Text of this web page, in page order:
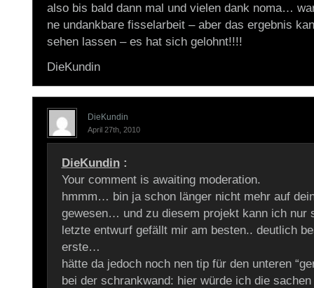
also bis bald dann mal und vielen dank noma…
ne undankbare fisselarbeit – aber das ergebnis
sehen lassen – es hat sich gelohnt!!!!
DieKundin
DieKundin
April 27th, 2010
DieKundin:
Your comment is awaiting moderation.
hmmm… bin ja schon länger nicht mehr auf
gewesen… und zu diesem projekt kann ich nur
letzte entwurf gefällt mir am besten.. deutlich
erste…
hätte da jedoch noch nen tip für den unteren
bei der schrankwand: hier würde ich die sachen